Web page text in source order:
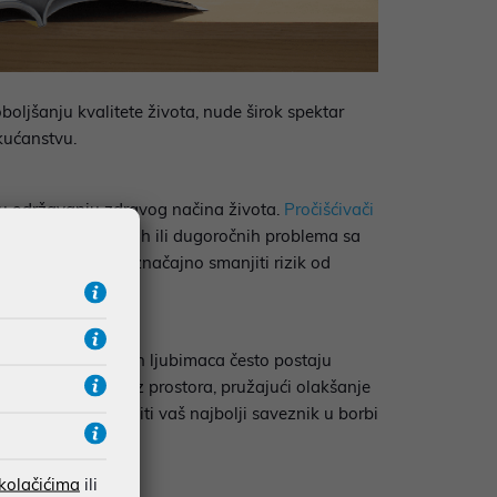
kvalitete života, nude širok spektar
održavanju zdravog načina života. Pročišćivači
do kratkoročnih ili dugoročnih problema sa
zraka, možete značajno smanjiti rizik od
i dlake kućnih ljubimaca često postaju
alergene iz prostora, pružajući olakšanje
zraka može biti vaš najbolji saveznik u borbi
ili